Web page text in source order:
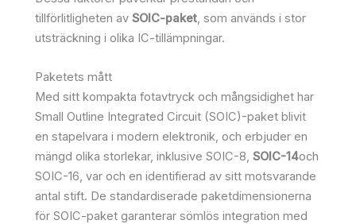
tillförlitligheten av SOIC-paket, som används i stor
utsträckning i olika IC-tillämpningar.
Paketets mått
Med sitt kompakta fotavtryck och mångsidighet har
Small Outline Integrated Circuit (SOIC)-paket blivit
en stapelvara i modern elektronik, och erbjuder en
mängd olika storlekar, inklusive SOIC-8, SOIC-14och
SOIC-16, var och en identifierad av sitt motsvarande
antal stift. De standardiserade paketdimensionerna
för SOIC-paket garanterar sömlös integration med